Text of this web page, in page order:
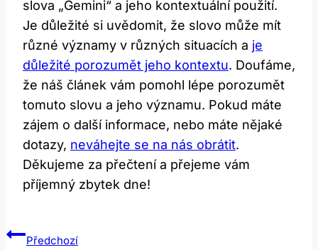
slova „Gemini“ a jeho kontextuální použití.
Je důležité si uvědomit, že slovo může mít
různé významy v různých situacích a je
důležité porozumět jeho kontextu. Doufáme,
že náš článek vám pomohl lépe porozumět
tomuto slovu a jeho významu. Pokud máte
zájem o další informace, nebo máte nějaké
dotazy, neváhejte se na nás obrátit.
Děkujeme za přečtení a přejeme vám
příjemný zbytek dne!
Navigace
Předchozí